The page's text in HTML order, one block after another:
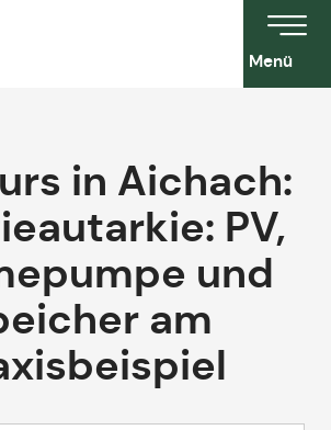
Menü
in Aichach:
PV,
und
am